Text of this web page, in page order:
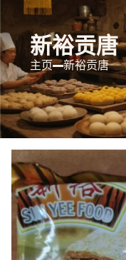
新裕贡唐
主页 新裕贡唐